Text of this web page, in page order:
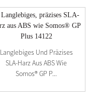
Langlebiges Und Präzises
SLA-Harz Aus ABS Wie
Somos® GP P...